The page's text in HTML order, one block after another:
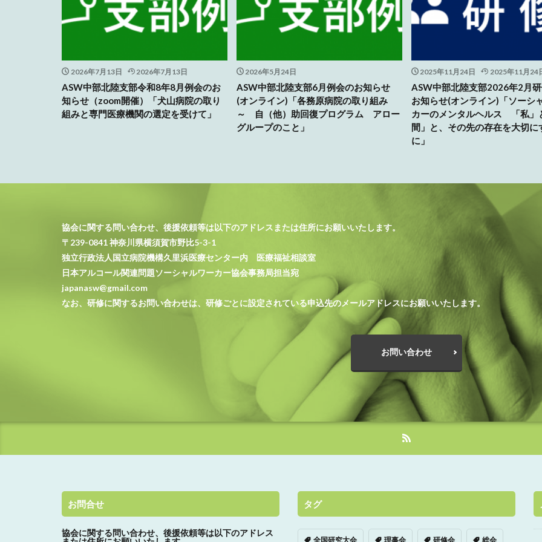
2026年7月13日 2026年7月13日
ASW中部北陸支部令和8年8月例会のお
知らせ（zoom開催）「犬山病院の取り
組みと専門医療機関の選定を受けて」
2026年5月24日
ASW中部北陸支部6月例会のお知らせ
(オンライン)「各務原病院の取り組み
～ 自（他）助回復プログラム アロー
グループのこと」
2025年11月24日 2025年11月24
ASW中部北陸支部2026年2月
お知らせ(オンライン)「ソーシ
カーのメンタルヘルス 「私」
間」と、その先の存在を大切に
に」
協会に関する問い合わせ、後援依頼等は以下のアドレスまたは住所にお願いいたします。
〒239-0841 神奈川県横須賀市野比5-3-1
独立行政法人国立病院機構久里浜医療センター内 医療福祉相談室
日本アルコール関連問題ソーシャルワーカー協会事務局担当宛
japanasw@gmail.com
なお、研修に関するお問い合わせは、研修ごとに設定されている申込先のメールアドレスにお願いいたします。
お問い合わせ
お問合せ
協会に関する問い合わせ、 後援依頼等は以下のアドレス
タグ
全国研究大会 理事会 研修会 総会